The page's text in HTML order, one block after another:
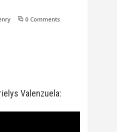
0 Comments
Valenzuela: